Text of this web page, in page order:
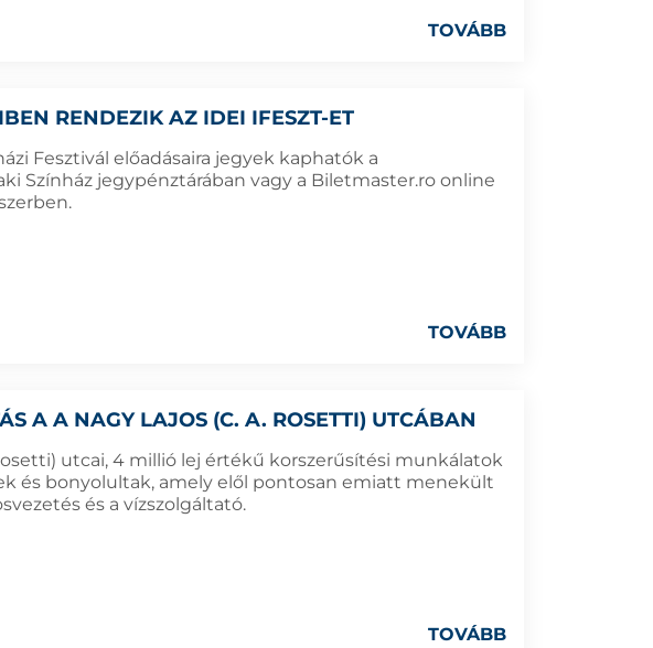
TOVÁBB
RENDEZIK AZ IDEI IFESZT-ET
Fesztivál előadásaira jegyek kaphatók a
Színház jegypénztárában vagy a Biletmaster.ro online
TOVÁBB
A A NAGY LAJOS (C. A. ROSETTI) UTCÁBAN
utcai, 4 millió lej értékű korszerűsítési munkálatok
és bonyolultak, amely elől pontosan emiatt menekült
és a vízszolgáltató.
TOVÁBB